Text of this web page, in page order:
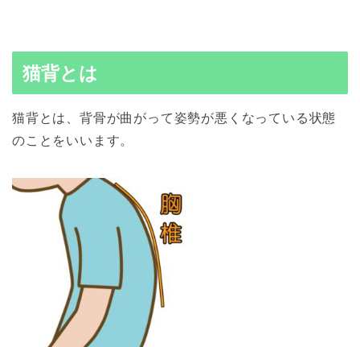
猫背とは
猫背とは、背骨が曲がって姿勢が悪くなっている状態
のことをいいます。